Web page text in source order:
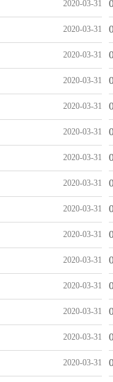
2020-03-31
2020-03-31
2020-03-31
2020-03-31
2020-03-31
2020-03-31
2020-03-31
2020-03-31
2020-03-31
2020-03-31
2020-03-31
2020-03-31
2020-03-31
2020-03-31
2020-03-31